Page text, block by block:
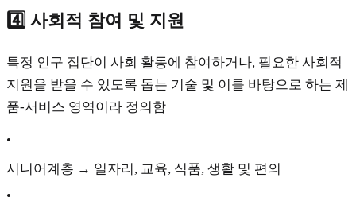
4️⃣ 사회적 참여 및 지원
특정 인구 집단이 사회 활동에 참여하거나, 필요한 사회적
지원을 받을 수 있도록 돕는 기술 및 이를 바탕으로 하는 제
품-서비스 영역이라 정의함
•
시니어계층 → 일자리, 교육, 식품, 생활 및 편의
•